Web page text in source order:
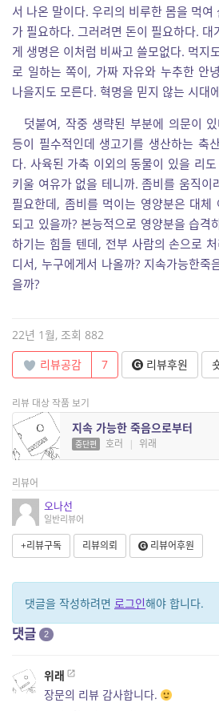
서 나온 말이다. 우리의 비루한 몸을 먹여
가 필요하다. 그러려면 돈이 필요하다. 대
게 생명은 이처럼 비싸고 쓸모없다. 먹지
로 일하는 쪽이, 가짜 자유와 누추한 안
나을지도 모른다. 혁명을 믿지 않는 시대
덧붙여, 작중 생략된 부분에 의문이
등이 필수적인데 생고기를 생산하는 축
다. 사육된 가축 이외의 동물이 있을 리
키울 여유가 없을 테니까. 좀비를 움직이
필요한데, 좀비를 먹이는 영양분은 대체
되고 있을까? 본능적으로 영양분을 습격
하기는 힘들 텐데, 전부 사람의 손으로
디서, 누구에게서 나올까? 지속가능한죽
을까?
22년 1월, 조회 882
리뷰공감
7 리뷰후원
리뷰 대상 작품 보기
지속 가능한 죽음으로부터
중단편 호러 | 위래
리뷰어
오나선
일반리뷰어
+리뷰구독 리뷰의뢰 리뷰어후원
댓글을 작성하려면 로그인해야 합니다.
댓글 2
위래
장문의 리뷰 감사합니다.